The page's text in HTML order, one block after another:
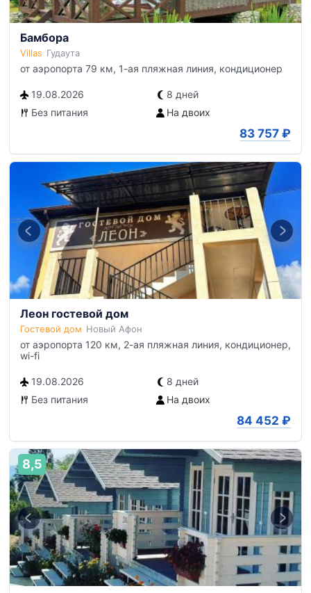
Бамбора
Villas Гудаута
от аэропорта 79 км, 1-ая пляжная линия, кондиционер
19.08.2026
8 дней
Без питания
На двоих
83 757 ₽
Леон гостевой дом
Гостевой дом Новый Афон
от аэропорта 120 км, 2-ая пляжная линия, кондиционер,
wi-fi
19.08.2026
8 дней
Без питания
На двоих
84 452 ₽
8,5